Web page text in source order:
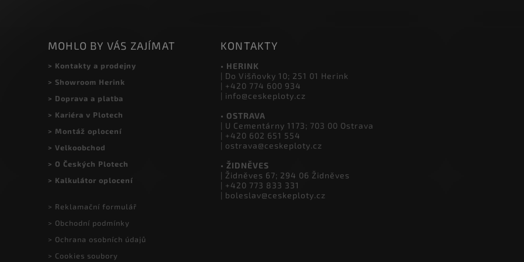
MOHLO BY VÁS ZAJÍMAT
> Kontakty a prodejny
> Showroom Herink
> Doprava a platba
> Kariéra v Plotech
> Montáž oplocení
> O Českých Plotech
> Kalkulátor oplocení
> Reklamační formulář
KONTAKTY
• HERINK
| Do Višňovky 10; 251 01 Herink
| +420 774 600 934
| info@ceskeploty.cz
• OSTRAVA
| U Cementárny 1173; 703 00 Ostrava
| +420 602 651 554
| ostrava@ceskeploty.cz